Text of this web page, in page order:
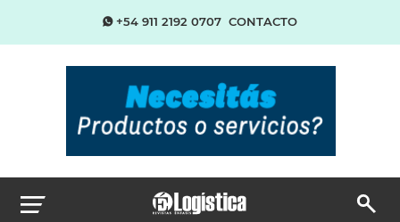
+54 911 2192 0707 CONTACTO